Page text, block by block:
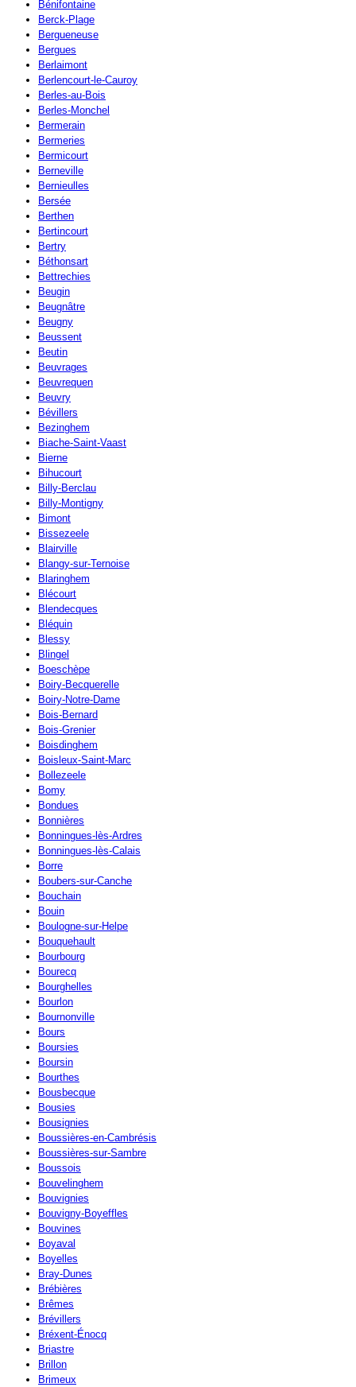
Bénifontaine
Berck-Plage
Bergueneuse
Bergues
Berlaimont
Berlencourt-le-Cauroy
Berles-au-Bois
Berles-Monchel
Bermerain
Bermeries
Bermicourt
Berneville
Bernieulles
Bersée
Berthen
Bertincourt
Bertry
Béthonsart
Bettrechies
Beugin
Beugnâtre
Beugny
Beussent
Beutin
Beuvrages
Beuvrequen
Beuvry
Bévillers
Bezinghem
Biache-Saint-Vaast
Bierne
Bihucourt
Billy-Berclau
Billy-Montigny
Bimont
Bissezeele
Blairville
Blangy-sur-Ternoise
Blaringhem
Blécourt
Blendecques
Bléquin
Blessy
Blingel
Boeschèpe
Boiry-Becquerelle
Boiry-Notre-Dame
Bois-Bernard
Bois-Grenier
Boisdinghem
Boisleux-Saint-Marc
Bollezeele
Bomy
Bondues
Bonnières
Bonningues-lès-Ardres
Bonningues-lès-Calais
Borre
Boubers-sur-Canche
Bouchain
Bouin
Boulogne-sur-Helpe
Bouquehault
Bourbourg
Bourecq
Bourghelles
Bourlon
Bournonville
Bours
Boursies
Boursin
Bourthes
Bousbecque
Bousies
Bousignies
Boussières-en-Cambrésis
Boussières-sur-Sambre
Boussois
Bouvelinghem
Bouvignies
Bouvigny-Boyeffles
Bouvines
Boyaval
Boyelles
Bray-Dunes
Brébières
Brêmes
Brévillers
Bréxent-Énocq
Briastre
Brillon
Brimeux